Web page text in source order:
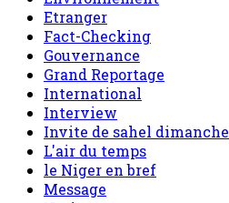
Etranger
Fact-Checking
Gouvernance
Grand Reportage
International
Interview
Invite de sahel dimanche
L'air du temps
le Niger en bref
Message